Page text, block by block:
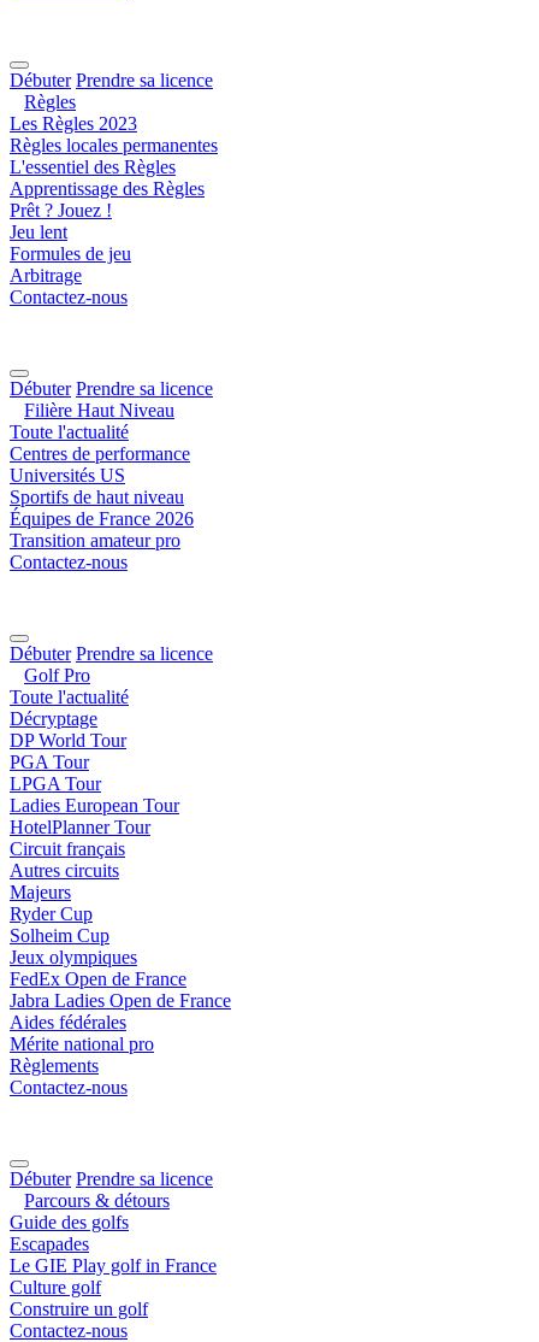
Débuter Prendre sa licence
Règles
Les Règles 2023
Règles locales permanentes
L'essentiel des Règles
Apprentissage des Règles
Prêt ? Jouez !
Jeu lent
Formules de jeu
Arbitrage
Contactez-nous
Débuter Prendre sa licence
Filière Haut Niveau
Toute l'actualité
Centres de performance
Universités US
Sportifs de haut niveau
Équipes de France 2026
Transition amateur pro
Contactez-nous
Débuter Prendre sa licence
Golf Pro
Toute l'actualité
Décryptage
DP World Tour
PGA Tour
LPGA Tour
Ladies European Tour
HotelPlanner Tour
Circuit français
Autres circuits
Majeurs
Ryder Cup
Solheim Cup
Jeux olympiques
FedEx Open de France
Jabra Ladies Open de France
Aides fédérales
Mérite national pro
Règlements
Contactez-nous
Débuter Prendre sa licence
Parcours & détours
Guide des golfs
Escapades
Le GIE Play golf in France
Culture golf
Construire un golf
Contactez-nous